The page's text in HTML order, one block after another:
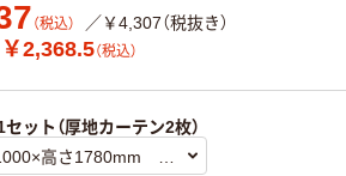
（税込）
／￥4,307（税抜き）
￥2,368.5（税込）
ット（厚地カーテン2枚）